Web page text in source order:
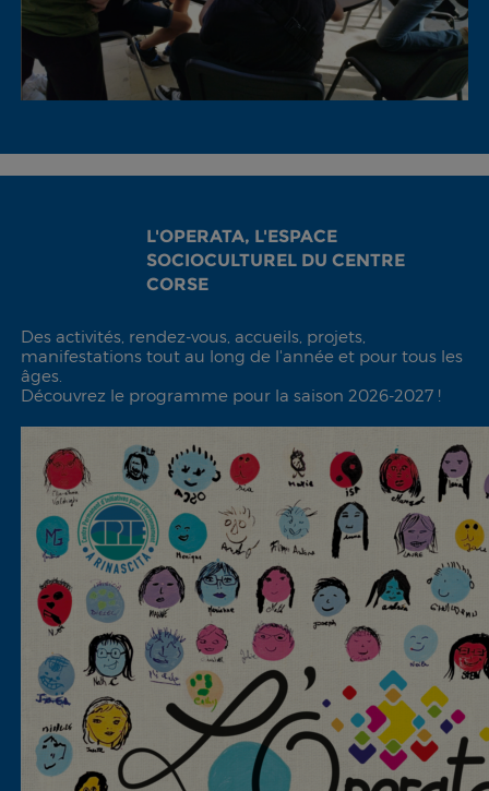
L'OPERATA, L'ESPACE
SOCIOCULTUREL DU CENTRE
CORSE
Des activités, rendez-vous, accueils, projets,
manifestations tout au long de l'année et pour tous les
âges.
Découvrez le programme pour la saison 2026-2027 !